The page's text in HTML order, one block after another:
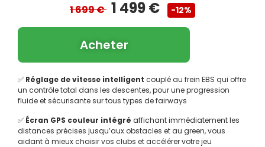
✅ Réglage de vitesse intelligent couplé au frein EBS qui offre
un contrôle total dans les descentes, pour une progression
fluide et sécurisante sur tous types de fairways
✅ Écran GPS couleur intégré affichant immédiatement les
distances précises jusqu’aux obstacles et au green, vous
aidant à mieux choisir vos clubs et accélérer votre jeu
1 699 € 1 499 € -12%
Acheter